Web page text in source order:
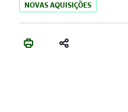
NOVAS AQUISIÇÕES